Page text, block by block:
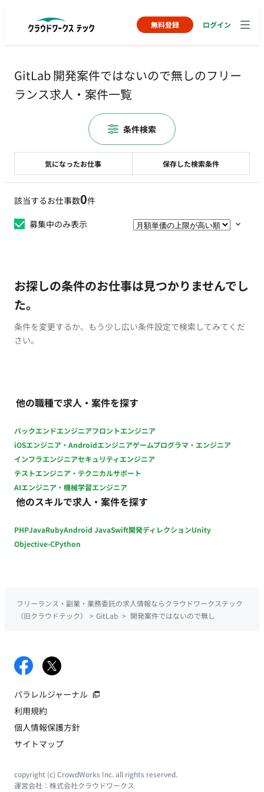
無料登録 ログイン
GitLab 開発案件ではないので無しのフリー
ランス求人・案件一覧
該当するお仕事数0件
募集中のみ表示
お探しの条件のお仕事は見つかりませんでし
た。
条件を変更するか、もう少し広い条件設定で検索してみてくだ
さい。
他の職種で求人・案件を探す
バックエンドエンジニアフロントエンジニア
iOSエンジニア・Androidエンジニアゲームプログラマ・エンジニア
インフラエンジニアセキュリティエンジニア
テストエンジニア・テクニカルサポート
AIエンジニア・機械学習エンジニア
他のスキルで求人・案件を探す
PHPJavaRubyAndroid JavaSwift開発ディレクションUnity
Objective-CPython
気になったお仕事 保存した検索条件
条件検索
フリーランス・副業・業務委託の求人情報ならクラウドワークステック
（旧クラウドテック）
> GitLab > 開発案件ではないので無し
パラレルジャーナル
利用規約
個人情報保護方針
サイトマップ
copyright (c) CrowdWorks Inc. all rights reserved.
運営会社： 株式会社クラウドワークス